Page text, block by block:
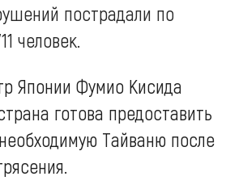
пострадали по
человек.
Японии Фумио Кисида
готова предоставить
Тайваню после